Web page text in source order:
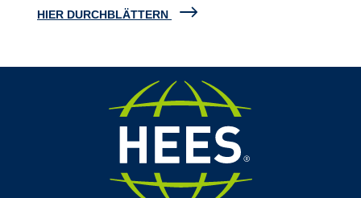
HIER DURCHBLÄTTERN